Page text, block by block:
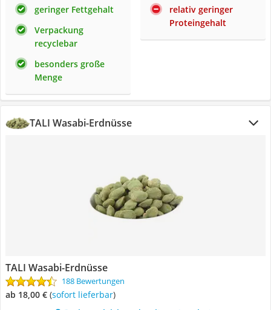
geringer Fettgehalt
Verpackung
recyclebar
besonders große
Menge
relativ geringer
Proteingehalt
TALI Wasabi-Erdnüsse
TALI Wasabi-Erdnüsse
188 Bewertungen
ab 18,00 € ( Sofort lieferbar)